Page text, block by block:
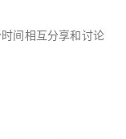
间相互分享和讨论